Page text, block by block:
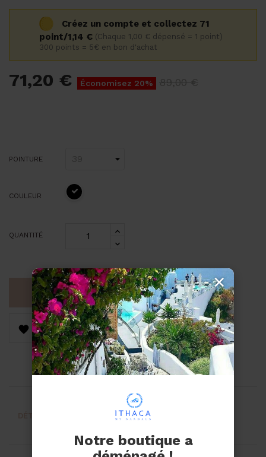
Créez un compte et collectez 71
point/1,14 € (Chaque 1,00 € dépensé = 1 point)
300 points = 5€ en bon d'achat
71,20 € Économisez 20%
POINTURE
COULEUR
QUANTITÉ
AJOUTER AU PANIER
 
AVIS
×
Notre boutique a